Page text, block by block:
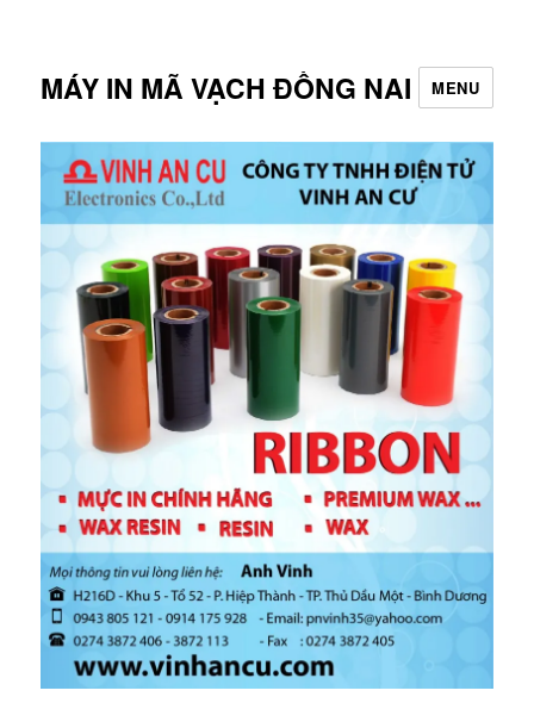
MÁY IN MÃ VẠCH ĐỒNG NAI MENU